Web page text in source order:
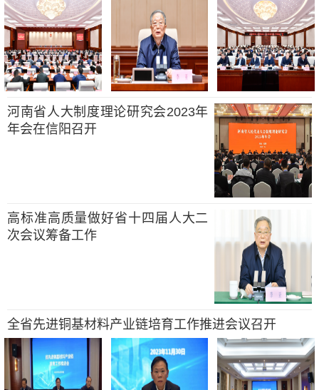
河南省人大制度理论研究会2023年
年会在信阳召开
高标准高质量做好省十四届人大二
次会议筹备工作
全省先进铜基材料产业链培育工作推进会议召开